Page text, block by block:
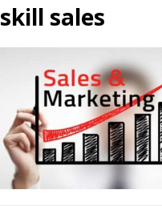
skill sales